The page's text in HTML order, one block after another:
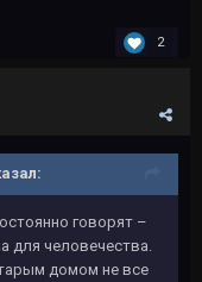
2
говорят –
для человечества.
домом не все